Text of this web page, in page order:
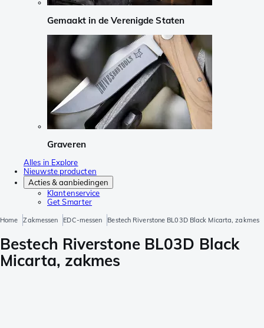
Gemaakt in de Verenigde Staten
Graveren
Alles in Explore
Nieuwste producten
Acties & aanbiedingen
Klantenservice
Get Smarter
Home Zakmessen EDC-messen Bestech Riverstone BL03D Black Micarta, zakmes
Bestech Riverstone BL03D Black
Micarta, zakmes